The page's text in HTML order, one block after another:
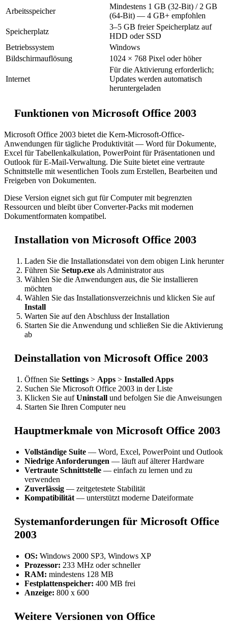
Arbeitsspeicher
Mindestens 1 GB (32-Bit) / 2 GB
(64-Bit) — 4 GB+ empfohlen
Speicherplatz
3–5 GB freier Speicherplatz auf
HDD oder SSD
Betriebssystem
Windows
Bildschirmauflösung
1024 × 768 Pixel oder höher
Internet
Für die Aktivierung erforderlich;
Updates werden automatisch
heruntergeladen
Funktionen von Microsoft Office 2003
Microsoft Office 2003 bietet die Kern-Microsoft-Office-
Anwendungen für tägliche Produktivität — Word für Dokumente,
Excel für Tabellenkalkulation, PowerPoint für Präsentationen und
Outlook für E-Mail-Verwaltung. Die Suite bietet eine vertraute
Schnittstelle mit wesentlichen Tools zum Erstellen, Bearbeiten und
Freigeben von Dokumenten.
Diese Version eignet sich gut für Computer mit begrenzten
Ressourcen und bleibt über Converter-Packs mit modernen
Dokumentformaten kompatibel.
Installation von Microsoft Office 2003
Laden Sie die Installationsdatei von dem obigen Link herunter
Führen Sie Setup.exe als Administrator aus
Wählen Sie die Anwendungen aus, die Sie installieren
möchten
Wählen Sie das Installationsverzeichnis und klicken Sie auf
Install
Warten Sie auf den Abschluss der Installation
Starten Sie die Anwendung und schließen Sie die Aktivierung
ab
Deinstallation von Microsoft Office 2003
Öffnen Sie Settings > Apps > Installed Apps
Suchen Sie Microsoft Office 2003 in der Liste
Klicken Sie aufUninstall und befolgen Sie die Anweisungen
Starten Sie Ihren Computer neu
Hauptmerkmale von Microsoft Office 2003
Vollständige Suite — Word, Excel, PowerPoint und Outlook
Niedrige Anforderungen — läuft auf älterer Hardware
Vertraute Schnittstelle — einfach zu lernen und zu
verwenden
Zuverlässig — zeitgetestete Stabilität
Kompatibilität — unterstützt moderne Dateiformate
Systemanforderungen für Microsoft Office
2003
OS: Windows 2000 SP3, Windows XP
Prozessor: 233 MHz oder schneller
RAM: mindestens 128 MB
Festplattenspeicher: 400 MB frei
Anzeige: 800 x 600
Weitere Versionen von Office